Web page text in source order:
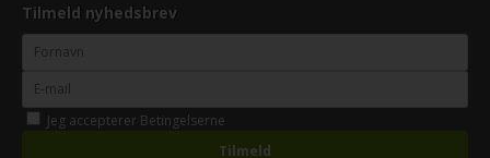
Tilmeld nyhedsbrev
Jeg accepterer Betingelserne